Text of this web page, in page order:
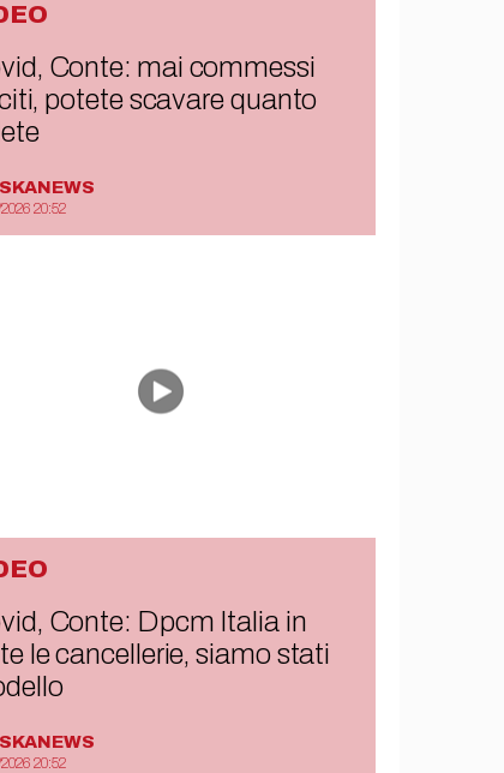
Conte: mai commessi
potete scavare quanto
20:52
Conte: Dpcm Italia in
le cancellerie, siamo stati
20:52